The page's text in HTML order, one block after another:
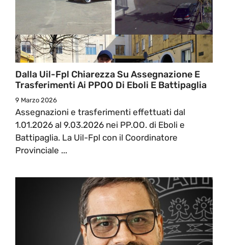
Dalla Uil-Fpl Chiarezza Su Assegnazione E
Trasferimenti Ai PPOO Di Eboli E Battipaglia
9 Marzo 2026
Assegnazioni e trasferimenti effettuati dal
1.01.2026 al 9.03.2026 nei PP.OO. di Eboli e
Battipaglia. La Uil-Fpl con il Coordinatore
Provinciale ...